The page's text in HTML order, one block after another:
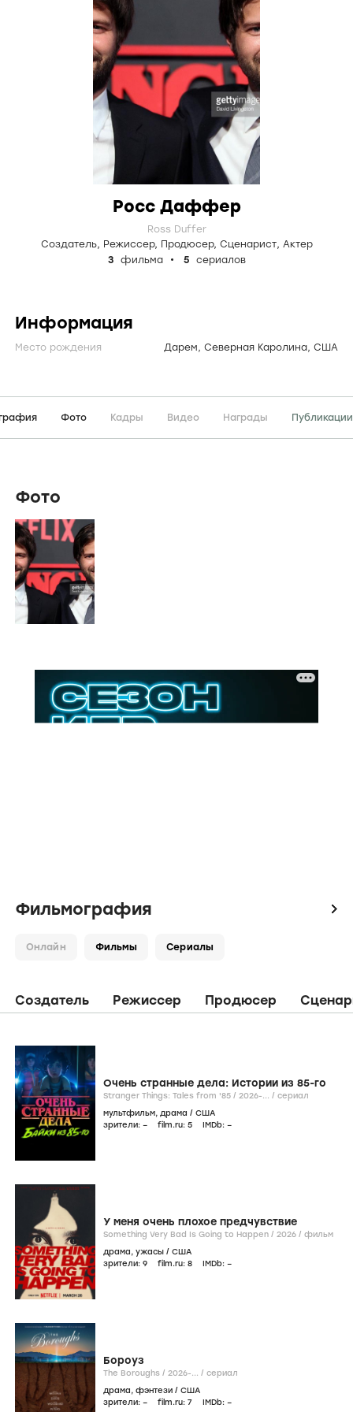
Росс Даффер
Ross Duffer
Создатель, Режиссер, Продюсер, Сценарист, Актер
3
фильма 5 сериалов
Информация
Место рождения Дарем, Северная Каролина, США
Фото Кадры Видео Награды Публикации
Фото
Фильмография icon
Онлайн Фильмы Сериалы
Создатель Режиссер Продюсер
Очень странные дела: Истории из 85-го
Stranger Things: Tales from '85 / 2026-... / сериал
мультфильм, драма / США
зрители: – film.ru: 5 IMDb: –
У меня очень плохое предчувствие
Something Very Bad Is Going to Happen / 2026 / фильм
драма, ужасы / США
зрители: 9 film.ru: 8 IMDb: –
Бороуз
The Boroughs / 2026-... / сериал
драма, фэнтези / США
зрители: – film.ru: 7 IMDb: –